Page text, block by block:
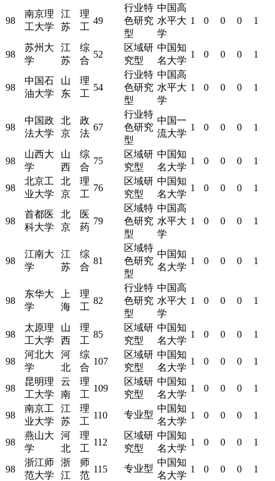
98
南京理
工大学
江
苏
理
工
49
行业特
色研究
型
中国高
水平大
学
1 0 0 0 1
98
苏州大
学
江
苏
综
合
52
区域研
究型
中国知
名大学
1 0 0 0 1
98
中国石
油大学
山
东
理
工
54
行业特
色研究
型
中国高
水平大
学
1 0 0 0 1
98
中国政
法大学
北
京
政
法
67
行业特
色研究
型
中国一
流大学
1 0 0 0 1
98
山西大
学
山
西
综
合
75
区域研
究型
中国知
名大学
1 0 0 0 1
98
北京工
业大学
北
京
理
工
76
区域研
究型
中国知
名大学
1 0 0 0 1
98
首都医
科大学
北
京
医
药
79
区域特
色研究
型
中国高
水平大
学
1 0 0 0 1
98
江南大
学
江
苏
综
合
81
区域特
色研究
型
中国知
名大学
1 0 0 0 1
98
东华大
学
上
海
理
工
82
行业特
色研究
型
中国高
水平大
学
1 0 0 0 1
98
太原理
工大学
山
西
理
工
85
区域研
究型
中国知
名大学
1 0 0 0 1
98
河北大
学
河
北
综
合
107
区域研
究型
中国知
名大学
1 0 0 0 1
98
昆明理
工大学
云
南
理
工
109
区域研
究型
中国知
名大学
1 0 0 0 1
98
南京工
业大学
江
苏
理
工
110 专业型
中国知
名大学
1 0 0 0 1
98
燕山大
学
河
北
理
工
112
区域研
究型
中国知
名大学
1 0 0 0 1
98
浙江师
范大学
浙
江
师
范
115 专业型
中国知
名大学
1 0 0 0 1